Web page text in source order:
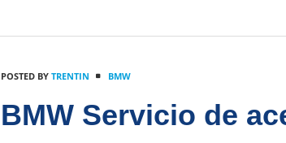
POSTED BY TRENTIN BMW
BMW Servicio de